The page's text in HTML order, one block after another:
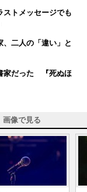
トメッセージでも
二人の「違い」と
家だった 『死ぬほ
画像で見る